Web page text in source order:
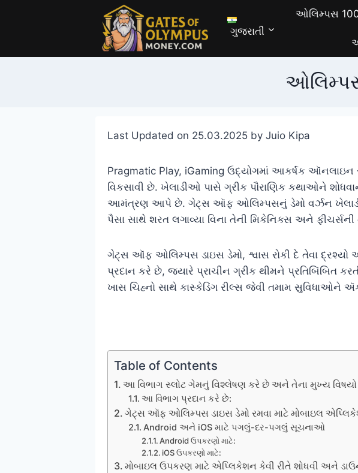
ગુજરાતી
ઓલિમ્પસ
Last Updated on 25.03.2025 by Juio Kipa
Pragmatic Play, iGaming ઉદ્યોગમાં આકર્ષક
વિકસાવી છે. ખેલાડીઓ પાસે ગ્રીક પૌરાણિક કથાઓને
આમંત્રણ આપે છે. ગેટ્સ ઑફ ઓલિમ્પસનું ડેમો વર્ઝન
પૈસા સાથે શરત લગાવ્યા વિના તેની મિકેનિક્સ અને
ગેટ્સ ઑફ ઓલિમ્પસ ડાઇસ ડેમો, શ્વાસ રોકી દે તેવા
પ્રદાન કરે છે, જ્યારે પ્રાચીન ગ્રીક થીમને પ્રતિબિંબિત
ખાસ ચિહ્નો સાથે કાસ્કેડિંગ રીલ્સ જેવી તમામ સુવિધાઓને
Table of Contents
આ વિભાગ સ્લોટ ગેમનું વિશ્લેષણ કરે છે અને તેના મુખ્ય
આ વિભાગ પ્રદાન કરે છે:
ગેટ્સ ઑફ ઓલિમ્પસ ડાઇસ ડેમો રમવા માટે મોબાઇલ
Android અને iOS માટે પગલું-દર-પગલું સૂચનાઓ
Android ઉપકરણો માટે:
iOS ઉપકરણો માટે:
મોબાઇલ ઉપકરણ માટે એપ્લિકેશન કેવી રીતે શોધવી અને